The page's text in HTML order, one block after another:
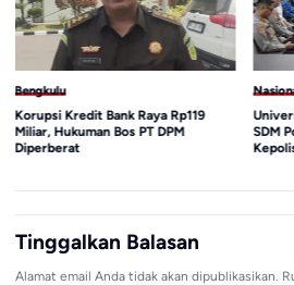
Bengkulu
Korupsi Kredit Bank Raya Rp119
Miliar, Hukuman Bos PT DPM
Diperberat
SDM
Tinggalkan Balasan
Alamat email Anda tidak akan dipublikasikan.